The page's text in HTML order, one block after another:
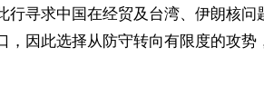
行寻求中国在经贸及台湾、伊朗核
，因此选择从防守转向有限度的攻